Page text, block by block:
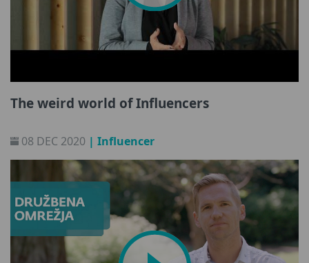
The weird world of Influencers
08 DEC 2020 | Influencer